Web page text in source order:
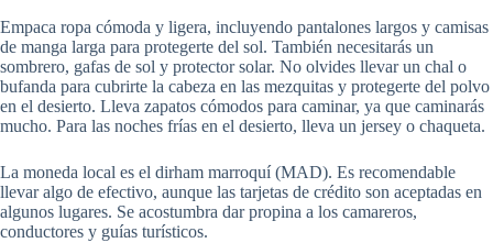
Empaca ropa cómoda y ligera, incluyendo pantalones largos y camisas
de manga larga para protegerte del sol. También necesitarás un
sombrero, gafas de sol y protector solar. No olvides llevar un chal o
bufanda para cubrirte la cabeza en las mezquitas y protegerte del polvo
en el desierto. Lleva zapatos cómodos para caminar, ya que caminarás
mucho. Para las noches frías en el desierto, lleva un jersey o chaqueta.
La moneda local es el dirham marroquí (MAD). Es recomendable
llevar algo de efectivo, aunque las tarjetas de crédito son aceptadas en
algunos lugares. Se acostumbra dar propina a los camareros,
conductores y guías turísticos.